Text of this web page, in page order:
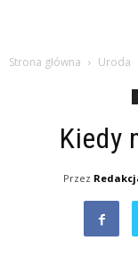
Strona główna Uroda
Kiedy
Przez